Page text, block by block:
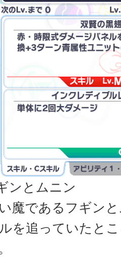
ンとムニン
魔であるフギン
を追っていたと